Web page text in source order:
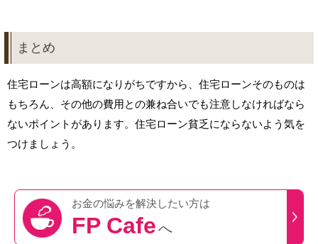
まとめ
住宅ローンは高額になりがちですから、住宅ローンそのものは
もちろん、その他の費用との兼ね合いでも注意しなければなら
ないポイントがあります。住宅ローン貧乏にならないよう気を
つけましょう。
お金の悩みを解決したい方は
FP Cafeへ